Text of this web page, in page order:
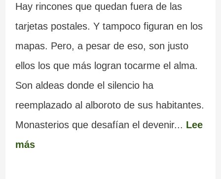
Hay rincones que quedan fuera de las
tarjetas postales. Y tampoco figuran en los
mapas. Pero, a pesar de eso, son justo
ellos los que más logran tocarme el alma.
Son aldeas donde el silencio ha
reemplazado al alboroto de sus habitantes.
Monasterios que desafían el devenir... Lee
más